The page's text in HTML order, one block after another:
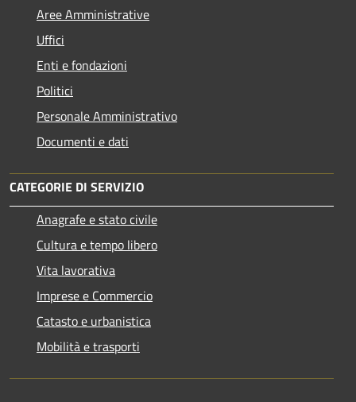
Aree Amministrative
Uffici
Enti e fondazioni
Politici
Personale Amministrativo
Documenti e dati
CATEGORIE DI SERVIZIO
Anagrafe e stato civile
Cultura e tempo libero
Vita lavorativa
Imprese e Commercio
Catasto e urbanistica
Mobilità e trasporti